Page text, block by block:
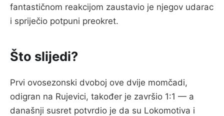
fantastičnom reakcijom zaustavio je njegov udarac
i spriječio potpuni preokret.
Što slijedi?
Prvi ovosezonski dvoboj ove dvije momčadi,
odigran na Rujevici, također je završio 1:1 — a
današnji susret potvrdio je da su Lokomotiva i